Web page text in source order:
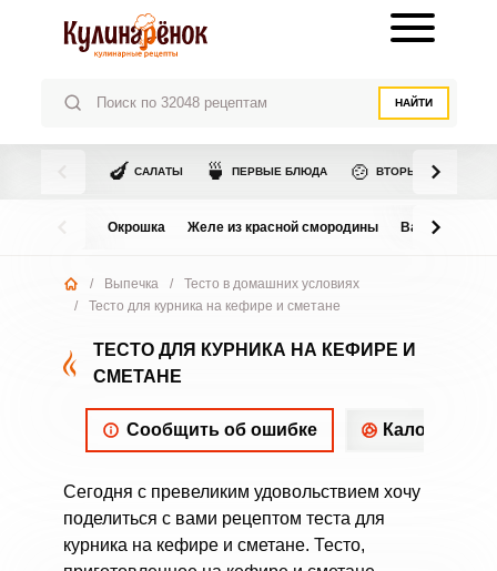
НАЙТИ
🍆 САЛАТЫ 🍵 ПЕРВЫЕ БЛЮДА 🍲 ВТОРЫЕ БЛЮДА
Окрошка Желе из красной смородины Варенье из
/ Выпечка /
Тесто в домашних условиях
/
Тесто для курника на кефире и сметане
ТЕСТО ДЛЯ КУРНИКА НА КЕФИРЕ И
СМЕТАНЕ
Сообщить об ошибке
Сегодня с превеликим удовольствием хочу
поделиться с вами рецептом теста для
курника на кефире и сметане. Тесто,